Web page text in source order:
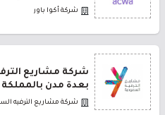
شركة أكوا باور
شركة مشاريع
بعدة مدن بالمملكة
شركة مشاريع الترفيه